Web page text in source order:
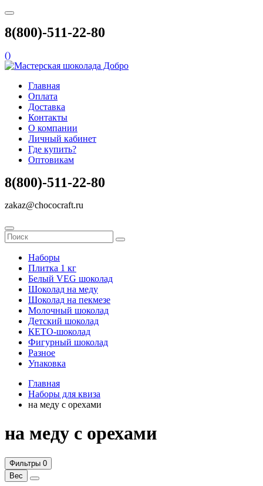
8(800)-511-22-80
()
Главная
Оплата
Доставка
Контакты
О компании
Личный кабинет
Где купить?
Оптовикам
8(800)-511-22-80
zakaz@chococraft.ru
Наборы
Плитка 1 кг
Белый VEG шоколад
Шоколад на меду
Шоколад на пекмезе
Молочный шоколад
Детский шоколад
КЕТО-шоколад
Фигурный шоколад
Разное
Упаковка
Главная
Наборы для квиза
на меду с орехами
на меду с орехами
Фильтры 0
Вес